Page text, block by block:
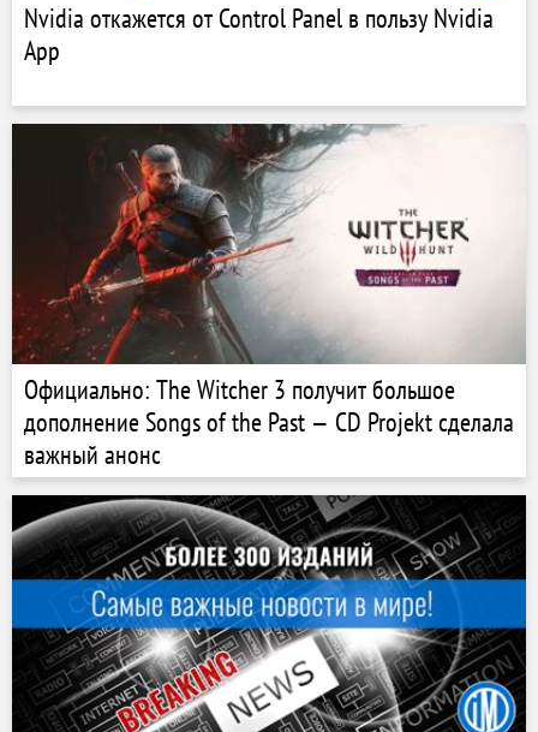
Nvidia откажется от Control Panel в пользу Nvidia
App
Официально: The Witcher 3 получит большое
дополнение Songs of the Past — CD Projekt сделала
важный анонс